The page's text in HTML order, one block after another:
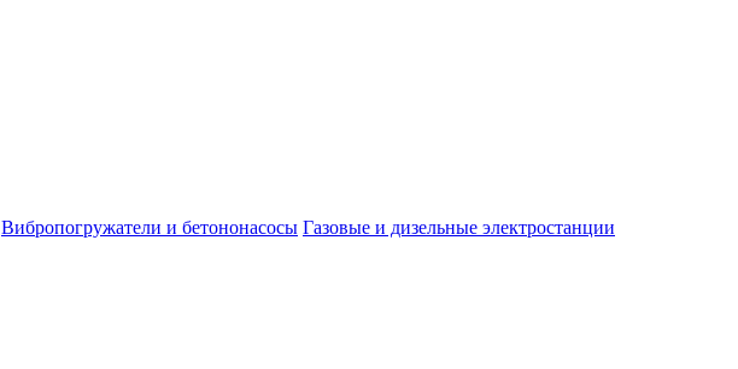
Вибропогружатели и бетононасосы Газовые и дизельные электростанции